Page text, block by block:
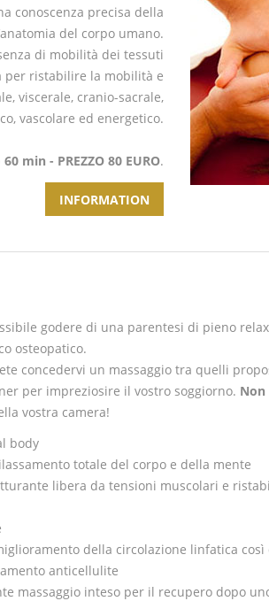
conoscenza precisa della
del corpo umano.
di mobilità dei tessuti
per ristabilire la mobilità e
viscerale, cranio-sacrale,
vascolare ed energetico.
min - PREZZO 80 EURO.
INFORMATION
godere di una parentesi di pieno
osteopatico.
concedervi un massaggio tra quelli
per impreziosire il vostro soggiorno.
vostra camera!
body
totale del corpo e della mente
libera da tensioni muscolari e
della circolazione linfatica
anticellulite
massaggio inteso per il recupero dopo